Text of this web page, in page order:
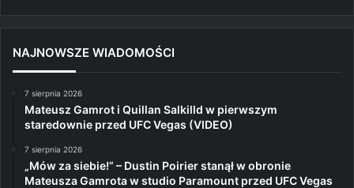
NAJNOWSZE WIADOMOŚCI
7 sierpnia 2026
Mateusz Gamrot i Quillan Salkilld w pierwszym
staredownie przed UFC Vegas (VIDEO)
7 sierpnia 2026
„Mów za siebie!” – Dustin Poirier stanął w obronie
Mateusza Gamrota w studio Paramount przed UFC Vegas